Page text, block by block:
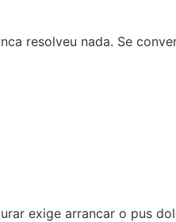
resolveu nada. Se
exige arrancar o pus